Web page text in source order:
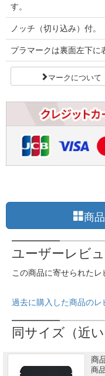
す。
ノッチ（切り込み）付。
プラマークは裏面左下に
マークについて
商
ユーザーレビ
この商品に寄せられたレ
過去に購入した商品のレ
同サイズ（近
商